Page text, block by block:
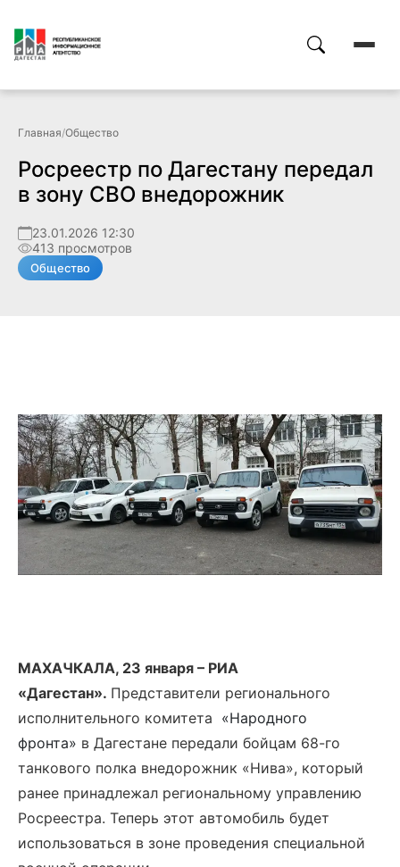
Главная/Общество
Росреестр по Дагестану передал
в зону СВО внедорожник
23.01.2026 12:30
413 просмотров
Общество
МАХАЧКАЛА, 23 января – РИА
«Дагестан». Представители регионального
исполнительного комитета «Народного
фронта» в Дагестане передали бойцам 68-го
танкового полка внедорожник «Нива», который
ранее принадлежал региональному управлению
Росреестра. Теперь этот автомобиль будет
использоваться в зоне проведения специальной